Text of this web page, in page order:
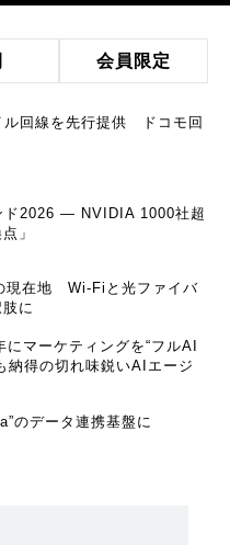
会員限定
ル回線を先行提供 ドコモ回
ド2026 ― NVIDIA 1000社超
」
現在地 Wi-Fiと光ファイバ
に
マーケティングを“フルAI
得の切れ味鋭いAIエージ
のデータ連携基盤に